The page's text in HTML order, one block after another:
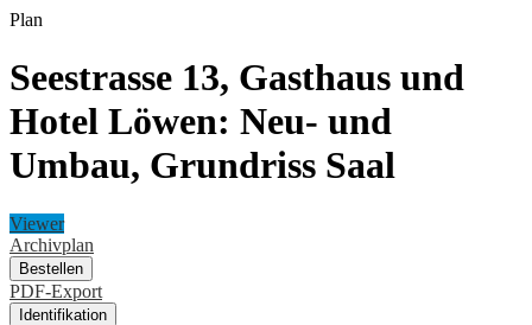
Plan
Seestrasse 13, Gasthaus und
Hotel Löwen: Neu- und
Umbau, Grundriss Saal
Viewer
Archivplan
Bestellen
PDF-Export
Identifikation